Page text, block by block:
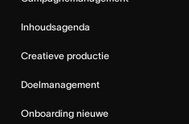
Inhoudsagenda
Creatieve productie
Doelmanagement
Onboarding nieuwe